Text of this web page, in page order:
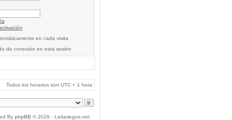
en cada visita
de conexión en esta sesión
Todos los horarios son UTC + 1 hora
By phpBB © 2026 - Leitariegos.net